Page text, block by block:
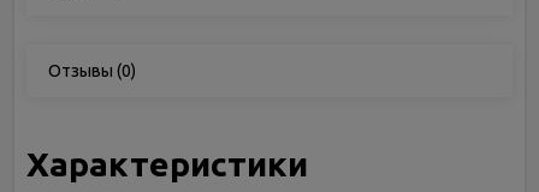
Отзывы (0)
Характеристики